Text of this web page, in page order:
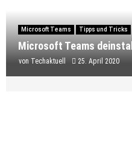
Microsoft Teams Tipps und Tricks
Microsoft Teams
von Techaktuell 25. April 2020